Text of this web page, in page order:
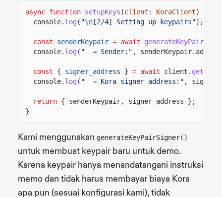
async function setupKeys (client : KoraClient) {
console. log ( "\n [2/4] Setting up keypairs");
const senderKeypair = await
console. log ( "  → Sender:" ,
const { signer_address } = await client.
console. log ( "  → Kora signer address:" ,
return { senderKeypair, signer_address };
}
Kami menggunakan generateKeyPairSigner()
untuk membuat keypair baru untuk demo.
Karena keypair hanya menandatangani instruksi
memo dan tidak harus membayar biaya Kora
apa pun (sesuai konfigurasi kami), tidak